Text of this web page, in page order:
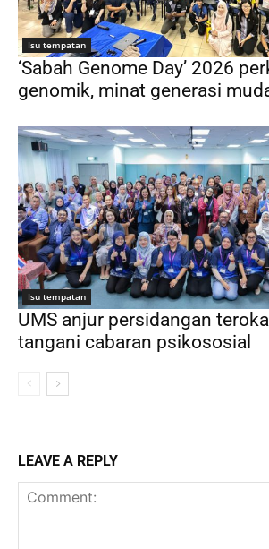
Isu tempatan
‘Sabah Genome Day’ 2026
genomik, minat generasi
Isu tempatan
UMS anjur persidangan
tangani cabaran psikososial
LEAVE A REPLY